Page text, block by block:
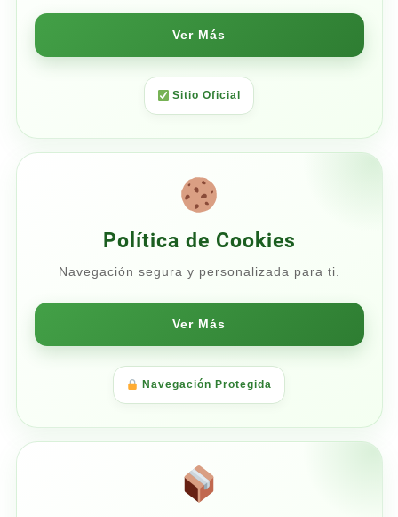
Ver Más
Sitio Oficial
Política de Cookies
Navegación segura y personalizada para ti.
Ver Más
Navegación Protegida